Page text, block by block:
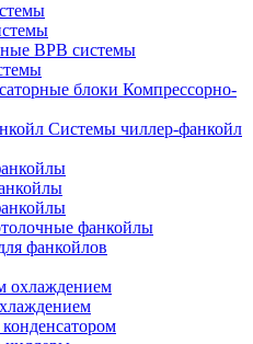
ВРВ системы
Компрессорно-
Системы чиллер-фанкойл
фанкойлы
фанкойлов
охлаждением